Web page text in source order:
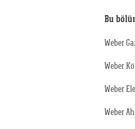
Bu
Weber
Weber
Weber
Weber